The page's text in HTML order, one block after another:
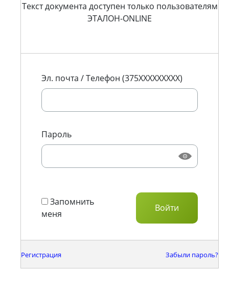
Текст документа доступен только пользователям
ЭТАЛОН-ONLINE
Эл. почта / Телефон (375XXXXXXXXX)
Пароль
Запомнить
меня
Регистрация Забыли пароль?